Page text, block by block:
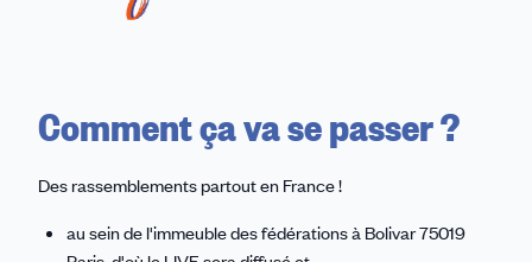
Comment ça va se passer ?
Des rassemblements partout en France !
au sein de l'immeuble des fédérations à Bolivar 75019